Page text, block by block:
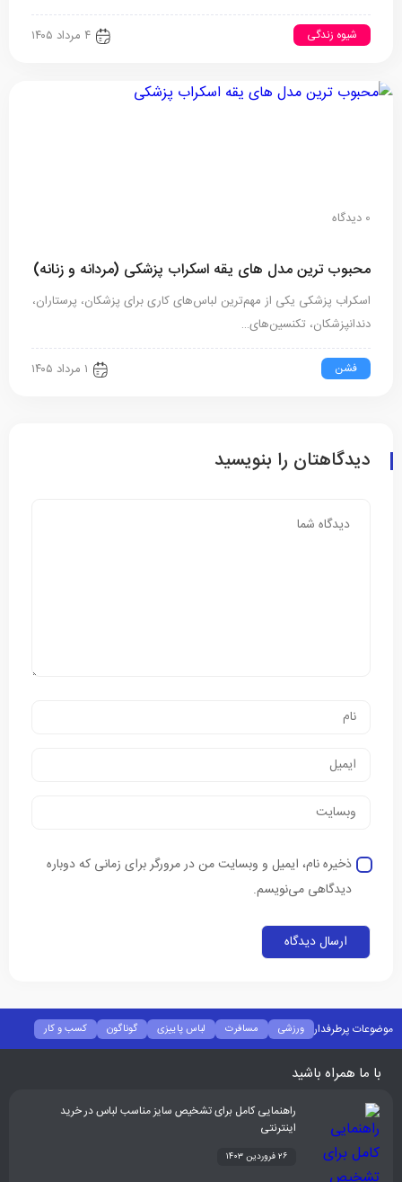
شیوه زندگی ۴ مرداد ۱۴۰۵
0 دیدگاه
محبوب ترین مدل های یقه اسکراب پزشکی (مردانه و زنانه)
اسکراب پزشکی یکی از مهم‌ترین لباس‌های کاری برای پزشکان، پرستاران،
دندانپزشکان، تکنسین‌های…
فشن ۱ مرداد ۱۴۰۵
دیدگاهتان را بنویسید
ذخیره نام، ایمیل و وبسایت من در مرورگر برای زمانی که دوباره
دیدگاهی می‌نویسم.
موضوعات پرطرفدار ورزشی مسافرت لباس پاییزی گوناگون
کسب و کار
فشن
غذا و نوشیدنی شیوه زندگی سلامتی تکنولوژی اخبار شرکت ها
با ما همراه باشید
راهنمایی کامل برای تشخیص سایز مناسب لباس در خرید
اینترنتی
۲۶ فروردین ۱۴۰۳